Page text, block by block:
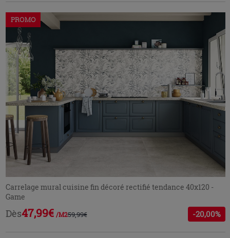
PROMO
Carrelage mural cuisine fin décoré rectifié tendance 40x120 -
Game
Dès47,99€ /M259,99€ -20,00%